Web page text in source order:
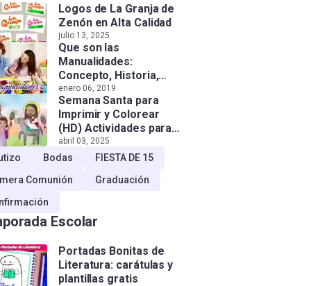
Logos de La Granja de
Zenón en Alta Calidad
julio 13, 2025
Que son las
Manualidades:
Concepto, Historia,
Tipos e Importancia
enero 06, 2019
Semana Santa para
Imprimir y Colorear
(HD) Actividades para
Niños!
abril 03, 2025
Bodas
FIESTA DE 15
Comunión
Graduación
Escolar
Portadas Bonitas de
Literatura: carátulas y
plantillas gratis